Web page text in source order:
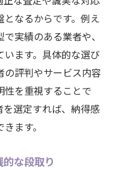
なるからです。例え
実績のある業者や、
ます。具体的な選び
の評判やサービス内容
性を重視することで
選定すれば、納得感
ます。
な段取り